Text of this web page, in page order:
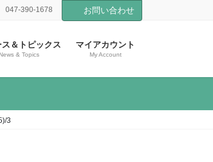
047-390-1678 お問い合わせ
ス＆トピックス
News & Topics
マイアカウント
My Account
3